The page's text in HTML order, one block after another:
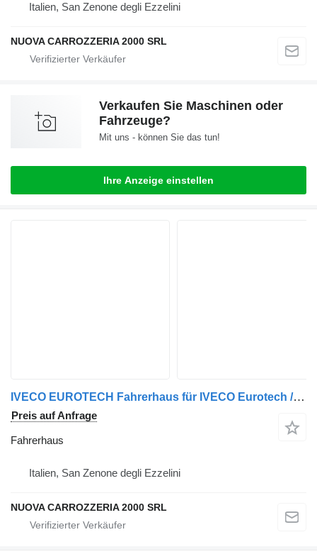
Italien, San Zenone degli Ezzelini
NUOVA CARROZZERIA 2000 SRL
Verkaufen Sie Maschinen oder
Fahrzeuge?
Mit uns - können Sie das tun!
Ihre Anzeige einstellen
IVECO EUROTECH Fahrerhaus für IVECO Eurotech / Eurotrakker LKW
Preis auf Anfrage
Fahrerhaus
Italien, San Zenone degli Ezzelini
NUOVA CARROZZERIA 2000 SRL